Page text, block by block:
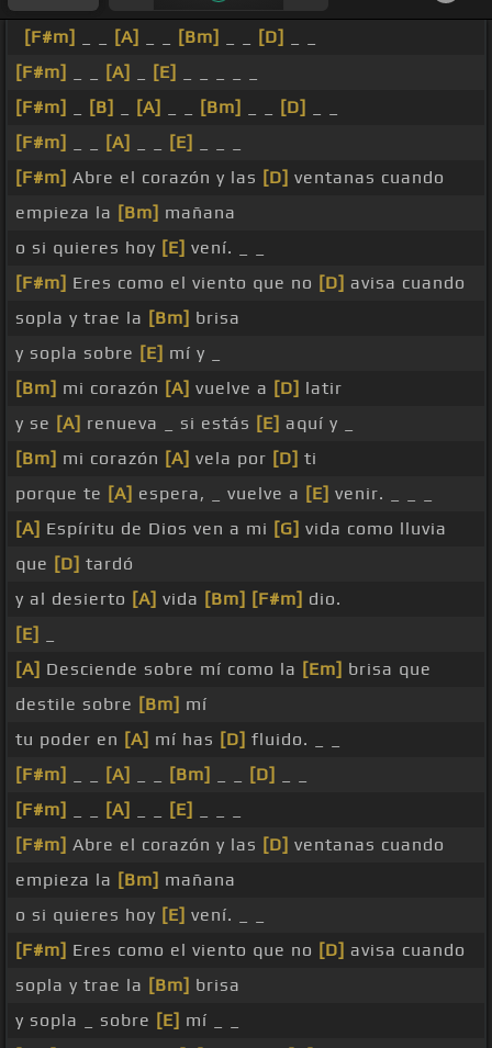
[F#m] [A] [Bm] [D]
[F#m]
[A] [E]
[F#m]
[B] [A] [Bm] [D]
[F#m]
[A] [E]
[F#m] Abre el corazón y las [D] ventanas cuando
empieza la [Bm] mañana
o si quieres hoy [E] vení. _ _
[F#m] Eres como el viento que no [D] avisa cuando
sopla y trae la [Bm] brisa
y sopla sobre [E] mí y _
[Bm] mi corazón [A] vuelve a [D] latir
y se [A] renueva _ si estás [E] aquí y _
[Bm] mi corazón [A] vela por [D] ti
porque te [A] espera, _ vuelve a [E] venir. _ _ _
[A] Espíritu de Dios ven a mi [G] vida como lluvia
que [D] tardó
y al desierto [A] vida [Bm] [F#m] dio.
[E]
[A] Desciende sobre mí como la [Em] brisa que
destile sobre [Bm] mí
tu poder en [A] mí has [D] fluido. _ _
[F#m]
[A] [Bm] [D]
[F#m]
[A] [E]
[F#m] Abre el corazón y las [D] ventanas cuando
empieza la [Bm] mañana
o si quieres hoy [E] vení. _ _
[F#m] Eres como el viento que no [D] avisa cuando
sopla y trae la [Bm] brisa
y sopla _ sobre [E] mí _ _